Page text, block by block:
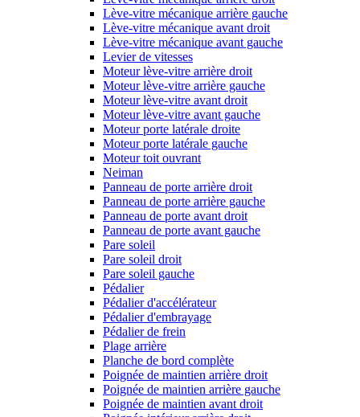
Lève-vitre mécanique arrière gauche
Lève-vitre mécanique avant droit
Lève-vitre mécanique avant gauche
Levier de vitesses
Moteur lève-vitre arrière droit
Moteur lève-vitre arrière gauche
Moteur lève-vitre avant droit
Moteur lève-vitre avant gauche
Moteur porte latérale droite
Moteur porte latérale gauche
Moteur toit ouvrant
Neiman
Panneau de porte arrière droit
Panneau de porte arrière gauche
Panneau de porte avant droit
Panneau de porte avant gauche
Pare soleil
Pare soleil droit
Pare soleil gauche
Pédalier
Pédalier d'accélérateur
Pédalier d'embrayage
Pédalier de frein
Plage arrière
Planche de bord complète
Poignée de maintien arrière droit
Poignée de maintien arrière gauche
Poignée de maintien avant droit